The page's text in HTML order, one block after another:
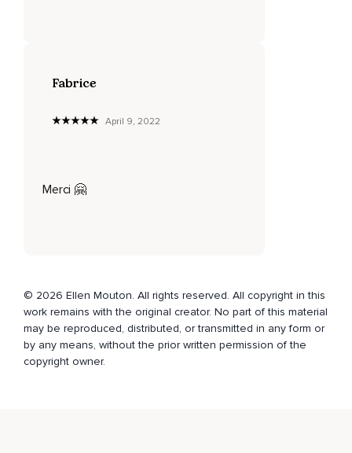
Est-ce statique?
Pour ce qu'il s'est passé?
Ou bien est-ce votre ventre qui se louve?
Observez,
Remarquez toutes ces sensations qui bougent,
Fabrice
April 9, 2022
Merci 🤗
© 2026 Ellen Mouton. All rights reserved. All copyright in this
work remains with the original creator. No part of this material
may be reproduced, distributed, or transmitted in any form or
by any means, without the prior written permission of the
copyright owner.